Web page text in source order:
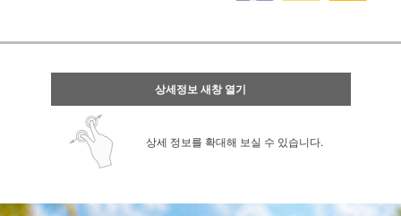
상세정보 새창 열기
상세 정보를 확대해 보실 수 있습니다.